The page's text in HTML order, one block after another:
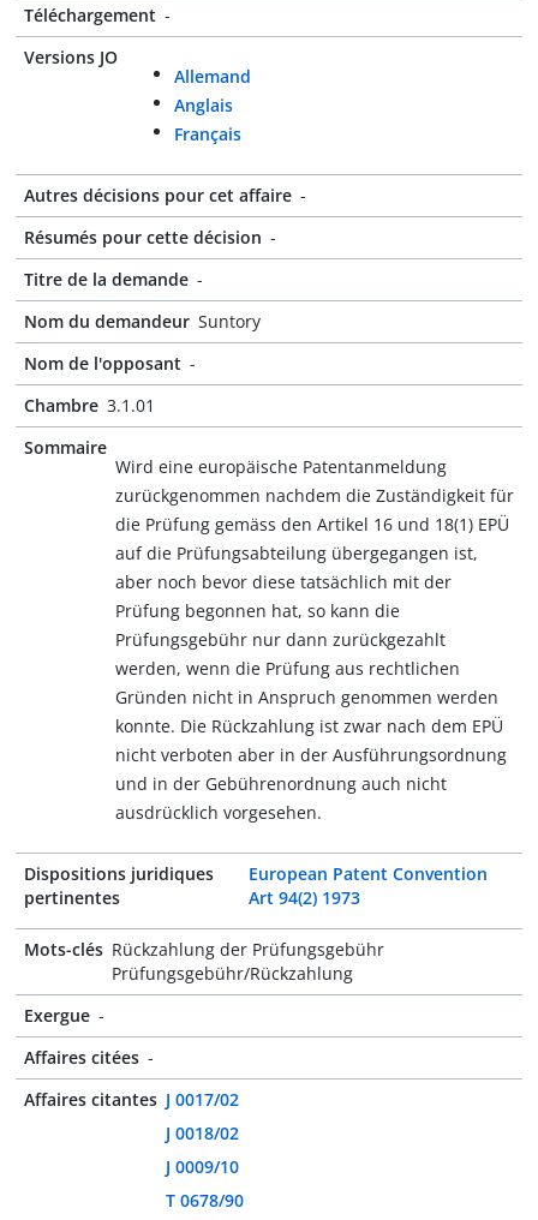
Téléchargement -
Versions JO
Allemand
Anglais
Français
Autres décisions pour cet affaire -
Résumés pour cette décision -
Titre de la demande -
Nom du demandeur Suntory
Nom de l'opposant -
Chambre 3.1.01
Sommaire
Wird eine europäische Patentanmeldung
zurückgenommen nachdem die Zuständigkeit für
die Prüfung gemäss den Artikel 16 und 18(1) EPÜ
auf die Prüfungsabteilung übergegangen ist,
aber noch bevor diese tatsächlich mit der
Prüfung begonnen hat, so kann die
Prüfungsgebühr nur dann zurückgezahlt
werden, wenn die Prüfung aus rechtlichen
Gründen nicht in Anspruch genommen werden
konnte. Die Rückzahlung ist zwar nach dem EPÜ
nicht verboten aber in der Ausführungsordnung
und in der Gebührenordnung auch nicht
ausdrücklich vorgesehen.
Dispositions juridiques
pertinentes
European Patent Convention
Art 94(2) 1973
Mots-clés Rückzahlung der Prüfungsgebühr
Prüfungsgebühr/Rückzahlung
Exergue -
Affaires citées -
Affaires citantes J 0017/02
J 0018/02
J 0009/10
T 0678/90